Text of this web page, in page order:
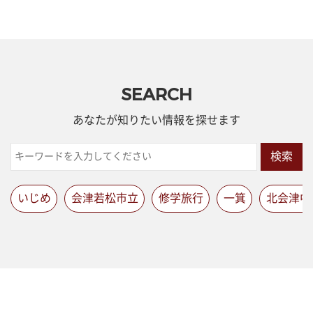
SEARCH
あなたが知りたい情報を探せます
検索
いじめ 会津若松市立 修学旅行 一箕 北会津中